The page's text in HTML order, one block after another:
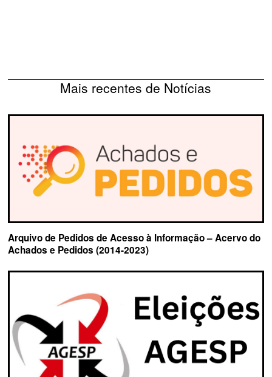
Mais recentes de Notícias
Arquivo de Pedidos de Acesso à Informação – Acervo do
Achados e Pedidos (2014-2023)